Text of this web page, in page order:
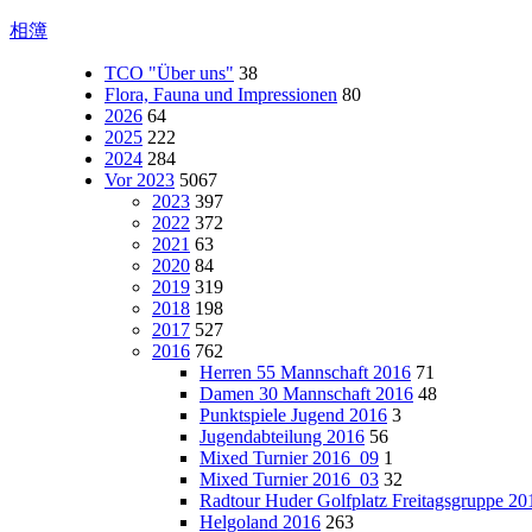
相簿
TCO "Über uns" 38
Flora, Fauna und Impressionen 80
2026 64
2025 222
2024 284
Vor 2023 5067
2023 397
2022 372
2021 63
2020 84
2019 319
2018 198
2017 527
2016 762
Herren 55 Mannschaft 2016 71
Damen 30 Mannschaft 2016 48
Punktspiele Jugend 2016 3
Jugendabteilung 2016 56
Mixed Turnier 2016_09 1
Mixed Turnier 2016_03 32
Radtour Huder Golfplatz Freitagsgruppe
Helgoland 2016 263